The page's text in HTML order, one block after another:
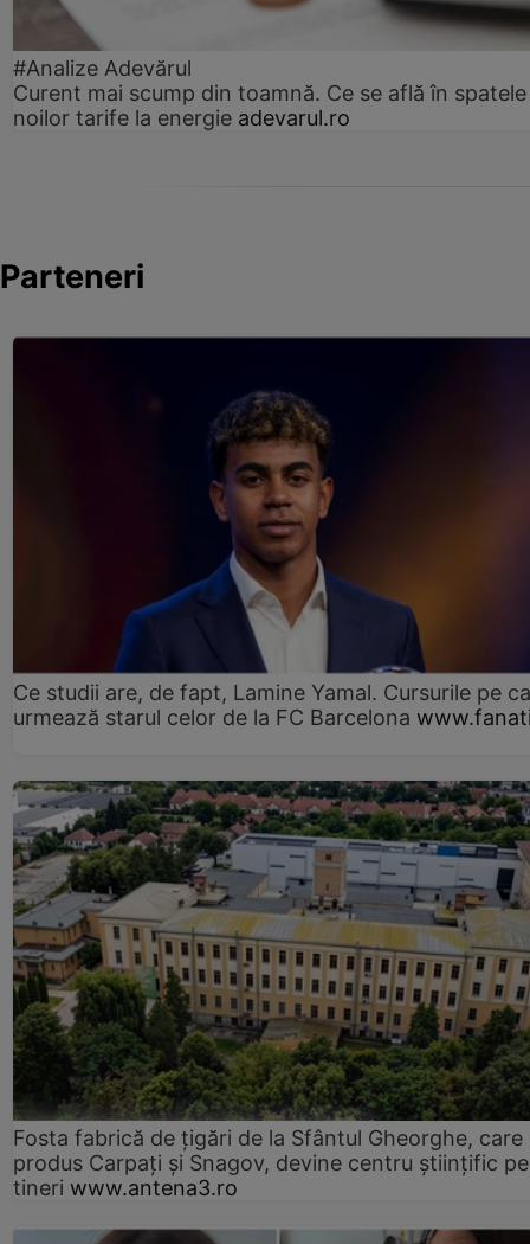
#Analize Adevărul
Curent mai scump din toamnă. Ce se află în spatele
noilor tarife la energie adevarul.ro
Parteneri
Ce studii are, de fapt, Lamine Yamal. Cursurile pe
urmează starul celor de la FC Barcelona
Fosta fabrică de țigări de la Sfântul Gheorghe, care
produs Carpați și Snagov, devine centru științific
tineri www.antena3.ro